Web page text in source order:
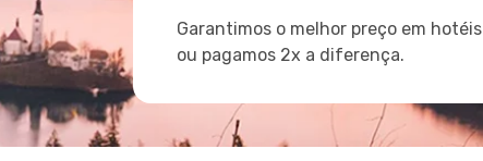
Garantimos o melhor preço em hotéis
ou pagamos 2x a diferença.